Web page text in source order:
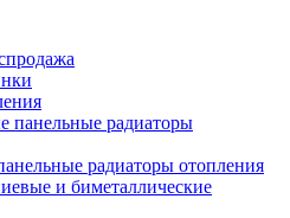
радиаторы отопления